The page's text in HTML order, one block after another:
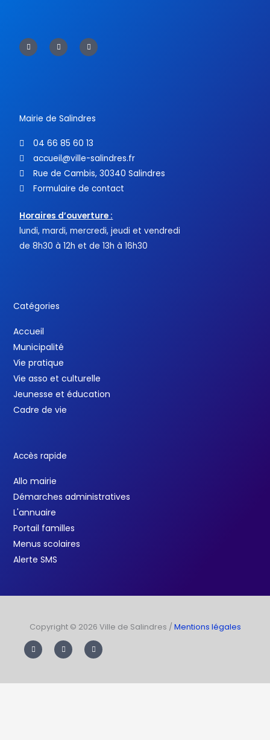
a
c
e
w
i
t
o
u
t
Mairie de Salindres
04 66 85 60 13
accueil@ville-salindres.fr
Rue de Cambis, 30340 Salindres
Formulaire de contact
Horaires d’ouverture :
lundi, mardi, mercredi, jeudi et vendredi
de 8h30 à 12h et de 13h à 16h30
Catégories
Accueil
Municipalité
Vie pratique
Vie asso et culturelle
Jeunesse et éducation
Cadre de vie
Accès rapide
Allo mairie
Démarches administratives
L'annuaire
Portail familles
Menus scolaires
Alerte SMS
Copyright © 2026 Ville de Salindres / Mentions légales
a
c
e
w
i
t
o
u
t